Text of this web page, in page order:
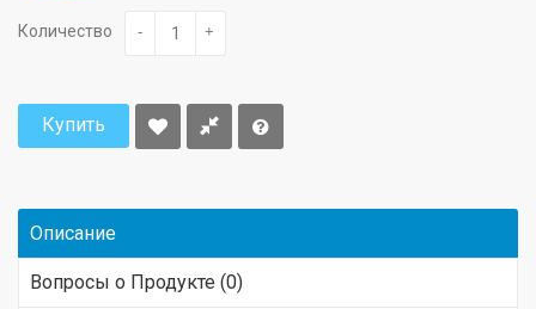
Количество - +
Купить
Описание
Вопросы о Продукте (0)